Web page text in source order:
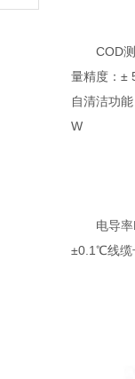
COD测
量精度：±
自清洁功
W
电导率
±0.1℃线缆